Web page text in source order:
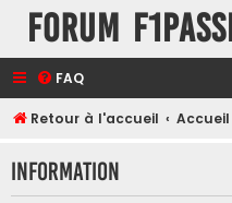
Forum
FAQ
Retour à l'accueil
Information